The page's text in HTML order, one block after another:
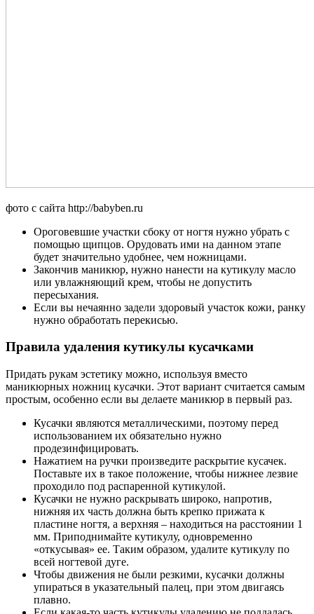
фото с сайта http://babyben.ru
Ороговевшие участки сбоку от ногтя нужно убрать с
помощью щипцов. Орудовать ими на данном этапе
будет значительно удобнее, чем ножницами.
Закончив маникюр, нужно нанести на кутикулу масло
или увлажняющий крем, чтобы не допустить
пересыхания.
Если вы нечаянно задели здоровый участок кожи, ранку
нужно обработать перекисью.
Правила удаления кутикулы кусачками
Придать рукам эстетику можно, используя вместо
маникюрных ножниц кусачки. Этот вариант считается самым
простым, особенно если вы делаете маникюр в первый раз.
Кусачки являются металлическими, поэтому перед
использованием их обязательно нужно
продезинфицировать.
Нажатием на ручки произведите раскрытие кусачек.
Поставьте их в такое положение, чтобы нижнее лезвие
проходило под распаренной кутикулой.
Кусачки не нужно раскрывать широко, напротив,
нижняя их часть должна быть крепко прижата к
пластине ногтя, а верхняя – находиться на расстоянии 1
мм. Приподнимайте кутикулу, одновременно
«откусывая» ее. Таким образом, удалите кутикулу по
всей ногтевой дуге.
Чтобы движения не были резкими, кусачки должны
упираться в указательный палец, при этом двигаясь
плавно.